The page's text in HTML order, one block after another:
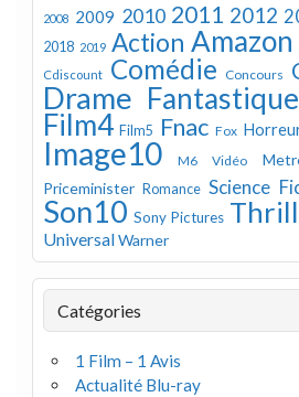
2008 2009 2010 2011 2012
2018 2019 Action Amazon
Cdiscount Comédie Concours
Drame Fantastique
Film4 Film5 Fnac Fox
Image10 M6 Vidéo
Priceminister Romance Science
Son10 Sony Pictures
UniversalWarner
Catégories
1 Film – 1 Avis
Actualité Blu-ray